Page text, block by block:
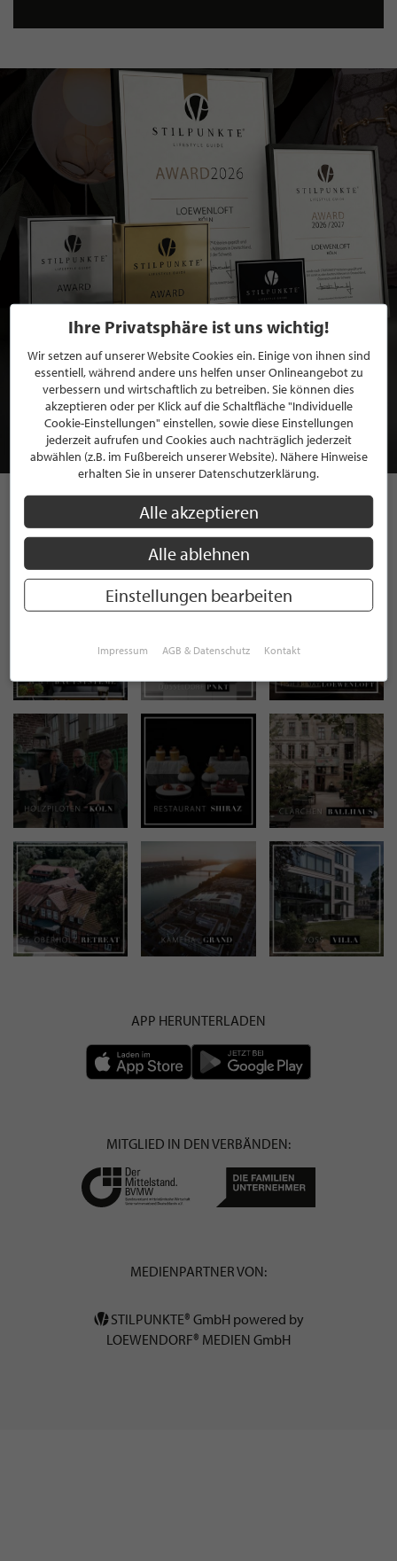
BEWERBEN SIE SICH FÜR EINE GRATIS
MITGLIEDSCHAFT BEI STILPUNKTE®
JETZT GRATIS BEWERBEN
STILPUNKTE AUF
INSTAGRAM
APP HERUNTERLADEN
MITGLIED IN DEN VERBÄNDEN:
MEDIENPARTNER VON:
STILPUNKTE® GmbH powered by
LOEWENDORF® MEDIEN GmbH
Ihre Privatsphäre ist uns wichtig!
Wir setzen auf unserer Website Cookies ein. Einige von ihnen sind
essentiell, während andere uns helfen unser Onlineangebot zu
verbessern und wirtschaftlich zu betreiben. Sie können dies
akzeptieren oder per Klick auf die Schaltfläche "Individuelle
Cookie-Einstellungen" einstellen, sowie diese Einstellungen
jederzeit aufrufen und Cookies auch nachträglich jederzeit
abwählen (z.B. im Fußbereich unserer Website). Nähere Hinweise
erhalten Sie in unserer Datenschutzerklärung.
Alle akzeptieren
Alle ablehnen
Einstellungen bearbeiten
Impressum AGB & Datenschutz Kontakt